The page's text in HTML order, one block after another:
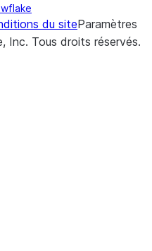
du siteParamètres
Inc. Tous droits réservés.